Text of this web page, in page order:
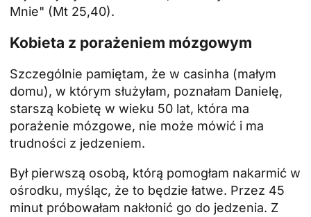
Mnie" (Mt 25,40).
Kobieta z porażeniem mózgowym
Szczególnie pamiętam, że w casinha (małym
domu), w którym służyłam, poznałam Danielę,
starszą kobietę w wieku 50 lat, która ma
porażenie mózgowe, nie może mówić i ma
trudności z jedzeniem.
Był pierwszą osobą, którą pomogłam nakarmić w
ośrodku, myśląc, że to będzie łatwe. Przez 45
minut próbowałam nakłonić go do jedzenia. Z